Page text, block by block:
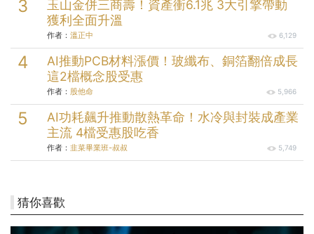
玉山金併三商壽！資產衝6.1兆 3大引擎帶動
獲利全面升溫
作者： 溫正中 6,129
AI推動PCB材料漲價！玻纖布、銅箔翻倍成長
這2檔概念股受惠
作者： 股他命 5,966
AI功耗飆升推動散熱革命！水冷與封裝成產業
主流 4檔受惠股吃香
作者： 韭菜畢業班-叔叔 5,749
猜你喜歡